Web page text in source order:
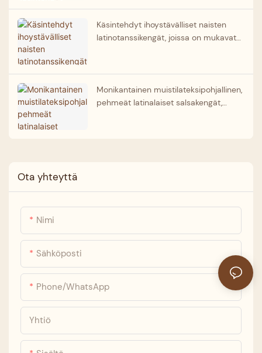
tukkumyynnissä
Käsintehdyt ihoystävälliset naisten
latinotanssikengät, joissa on mukavat
Monikantainen muistilateksipohjallinen,
pehmeät latinalaiset salsakengät,
Ota yhteyttä
Nimi
Sähköposti
Phone/whatsApp
Yhtiö